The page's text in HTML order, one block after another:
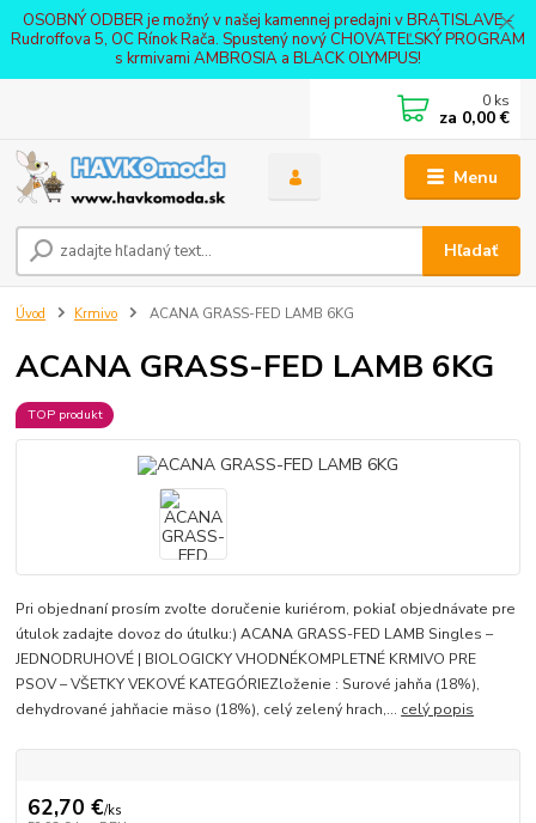
OSOBNÝ ODBER je možný v našej kamennej predajni v BRATISLAVE -
Rudroffova 5, OC Rínok Rača. Spustený nový CHOVATEĽSKÝ PROGRAM
s krmivami AMBROSIA a BLACK OLYMPUS!
Menu
Hľadať
0 ks
za 0,00 €
Úvod Krmivo ACANA GRASS-FED LAMB 6KG
ACANA GRASS-FED LAMB 6KG
TOP produkt
Pri objednaní prosím zvoľte doručenie kuriérom, pokiaľ objednávate pre
útulok zadajte dovoz do útulku:) ACANA GRASS-FED LAMB Singles –
JEDNODRUHOVÉ | BIOLOGICKY VHODNÉKOMPLETNÉ KRMIVO PRE
PSOV – VŠETKY VEKOVÉ KATEGÓRIEZloženie : Surové jahňa (18%),
dehydrované jahňacie mäso (18%), celý zelený hrach,... celý popis
62,70 €/ks